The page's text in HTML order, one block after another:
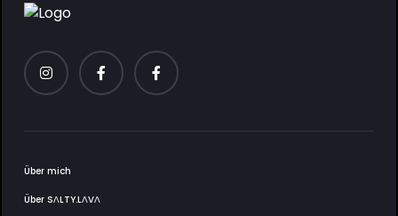
Über mich
Über SΛLTY.LΛVΛ